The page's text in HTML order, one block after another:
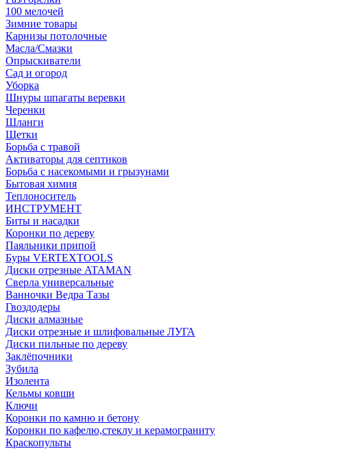
100 мелочей
Зимние товары
Карнизы потолочные
Масла/Смазки
Опрыскиватели
Сад и огород
Уборка
Шнуры шпагаты веревки
Черенки
Шланги
Щетки
Борьба с травой
Активаторы для септиков
Борьба с насекомыми и грызунами
Бытовая химия
Теплоноситель
ИНСТРУМЕНТ
Биты и насадки
Коронки по дереву
Паяльники припой
Буры VERTEXTOOLS
Диски отрезные ATAMAN
Сверла универсальные
Ванночки Ведра Тазы
Гвоздодеры
Диски алмазные
Диски отрезные и шлифовальные ЛУГА
Диски пильные по дереву
Заклёпочники
Зубила
Изолента
Кельмы ковши
Ключи
Коронки по камню и бетону
Коронки по кафелю,стеклу и керамограниту
Краскопульты